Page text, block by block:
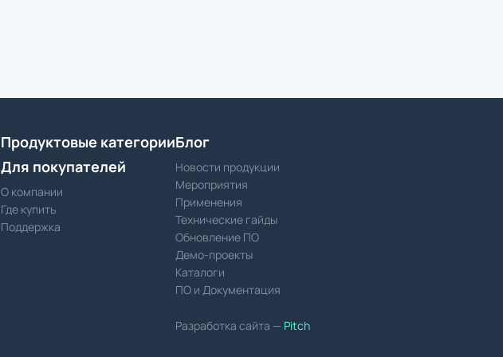
Продуктовые категории
Для покупателей
О компании
Где купить
Поддержка
Блог
Новости продукции
Мероприятия
Применения
Технические гайды
Обновление ПО
Демо-проекты
Каталоги
ПО и Документация
Разработка сайта — Pitch